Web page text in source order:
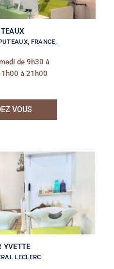
FRANCE,
de 9h30 à
à 21h00
VOUS
YVETTE
LECLERC